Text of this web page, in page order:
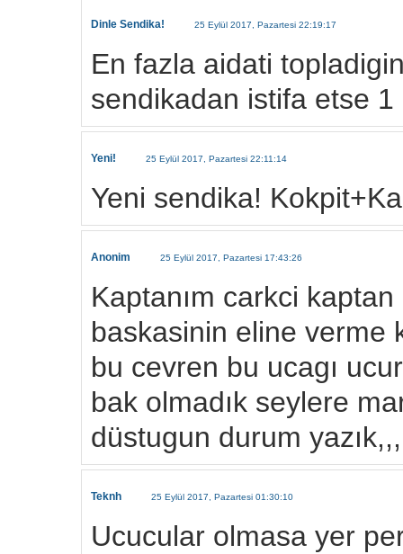
Dinle Sendika! 25 Eylül 2017, Pazartesi 22:19:17
En fazla aidati
sendikadan istifa etse
Yeni! 25 Eylül 2017, Pazartesi 22:11:14
Yeni sendika!
Anonim 25 Eylül 2017, Pazartesi 17:43:26
Kaptanım carkci
baskasinin eline verme
bu cevren bu ucagı
bak olmadık seylere
düstugun durum
Teknh 25 Eylül 2017, Pazartesi 01:30:10
Ucucular olmasa yer